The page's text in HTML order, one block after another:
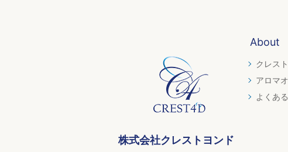
株式会社クレストヨンド
About
クレス
アロマ
よくあ